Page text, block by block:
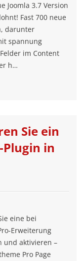
Joomla 3.7 Version
Fast 700 neue
darunter
spannung
im Content
h…
Sie ein
in
eine bei
Erweiterung
und aktivieren –
Pro Page